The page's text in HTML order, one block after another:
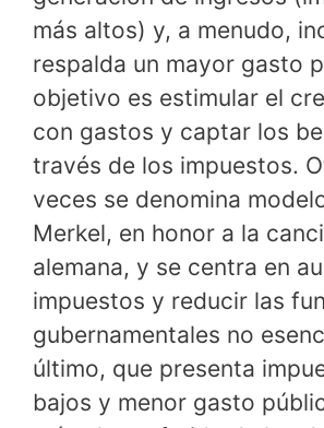
más altos) y, a menudo,
respalda un mayor gasto
objetivo es estimular el
con gastos y captar los
través de los impuestos.
veces se denomina
Merkel, en honor a la
alemana, y se centra en
impuestos y reducir las
gubernamentales no
último, que presenta
bajos y menor gasto